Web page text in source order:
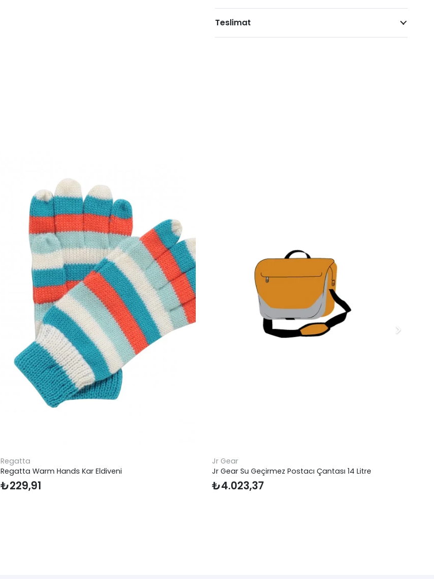
Teslimat
Regatta
Regatta Warm Hands Kar Eldiveni
₺229,91
Jr Gear
Jr Gear Su Geçirmez Postacı Çantası 14 Litre
₺4.023,37